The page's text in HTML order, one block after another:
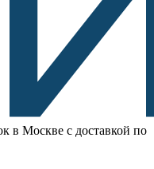
в Москве с доставкой по